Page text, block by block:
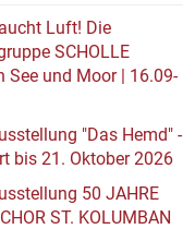
Luft! Die
SCHOLLE
See und Moor | 16.09-
"Das Hemd" -
bis 21. Oktober 2026
50 JAHRE
ST. KOLUMBAN